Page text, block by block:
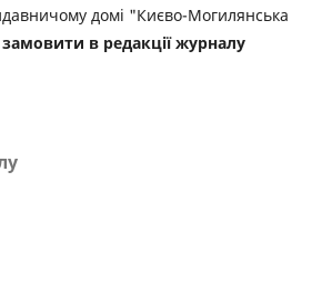
домі "Києво-Могилянська
в редакції журналу